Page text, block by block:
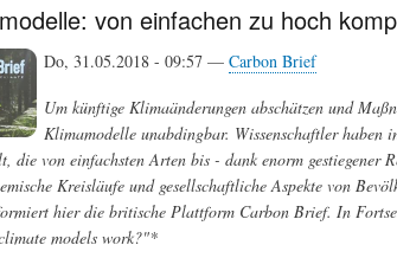
von einfachen zu hoch
Do, 31.05.2018 - 09:57 — Carbon Brief
Um künftige Klimaänderungen abschätzen und
Klimamodelle unabdingbar. Wissenschaftler haben
die von einfachsten Arten bis - dank enorm gestiegener
Kreisläufe und gesellschaftliche Aspekte von
hier die britische Plattform Carbon Brief. In
models work?"*